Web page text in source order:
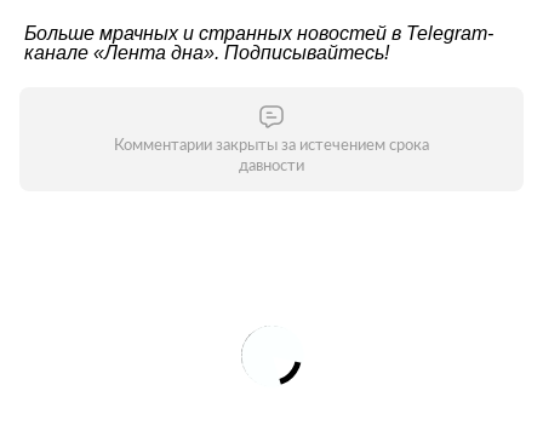
Больше мрачных и странных новостей в Telegram-
канале «Лента дна». Подписывайтесь!
Комментарии закрыты за истечением срока
давности